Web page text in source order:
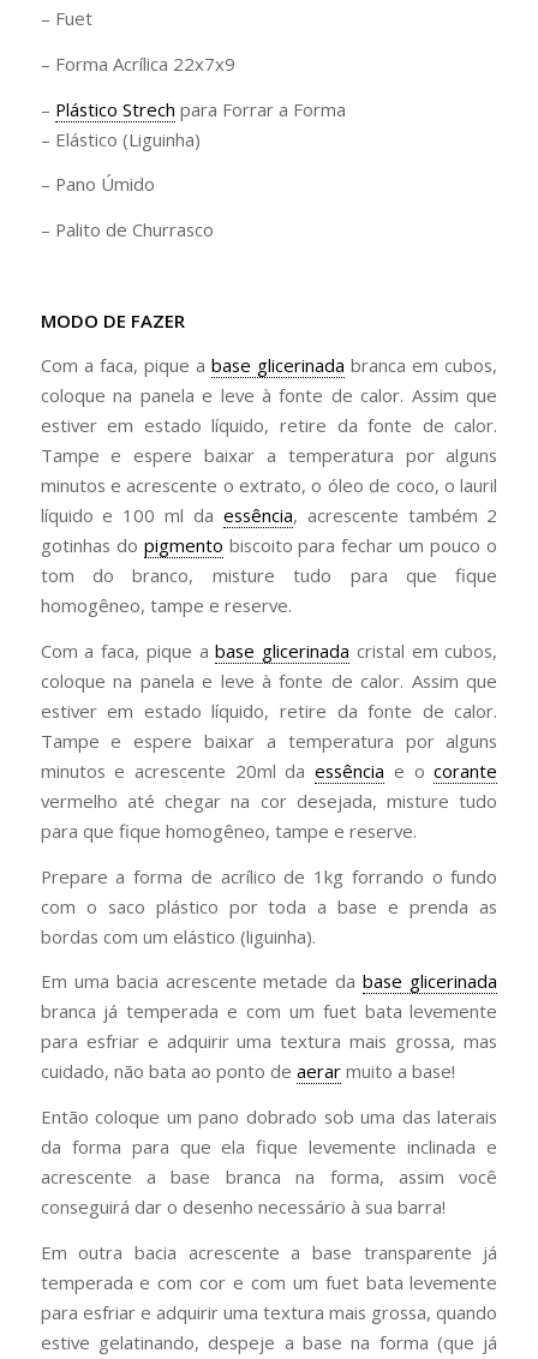
– Fuet
– Forma Acrílica 22x7x9
– Plástico Strech para Forrar a Forma
– Elástico (Liguinha)
– Pano Úmido
– Palito de Churrasco
MODO DE FAZER
Com a faca, pique abase glicerinada branca em cubos,
coloque na panela e leve à fonte de calor. Assim que
estiver em estado líquido, retire da fonte de calor.
Tampe e espere baixar a temperatura por alguns
minutos e acrescente o extrato, o óleo de coco, o lauril
líquido e 100 ml da essência, acrescente também 2
gotinhas do pigmento biscoito para fechar um pouco o
tom do branco, misture tudo para que fique
homogêneo, tampe e reserve.
Com a faca, pique abase glicerinada cristal em cubos,
coloque na panela e leve à fonte de calor. Assim que
estiver em estado líquido, retire da fonte de calor.
Tampe e espere baixar a temperatura por alguns
minutos e acrescente 20ml daessência e ocorante
vermelho até chegar na cor desejada, misture tudo
para que fique homogêneo, tampe e reserve.
Prepare a forma de acrílico de 1kg forrando o fundo
com o saco plástico por toda a base e prenda as
bordas com um elástico (liguinha).
Em uma bacia acrescente metade dabase glicerinada
branca já temperada e com um fuet bata levemente
para esfriar e adquirir uma textura mais grossa, mas
cuidado, não bata ao ponto de aerarmuito a base!
Então coloque um pano dobrado sob uma das laterais
da forma para que ela fique levemente inclinada e
acrescente a base branca na forma, assim você
conseguirá dar o desenho necessário à sua barra!
Em outra bacia acrescente a base transparente já
temperada e com cor e com um fuet bata levemente
para esfriar e adquirir uma textura mais grossa, quando
estive gelatinando, despeje a base na forma (que já